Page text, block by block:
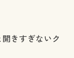
きすぎないク